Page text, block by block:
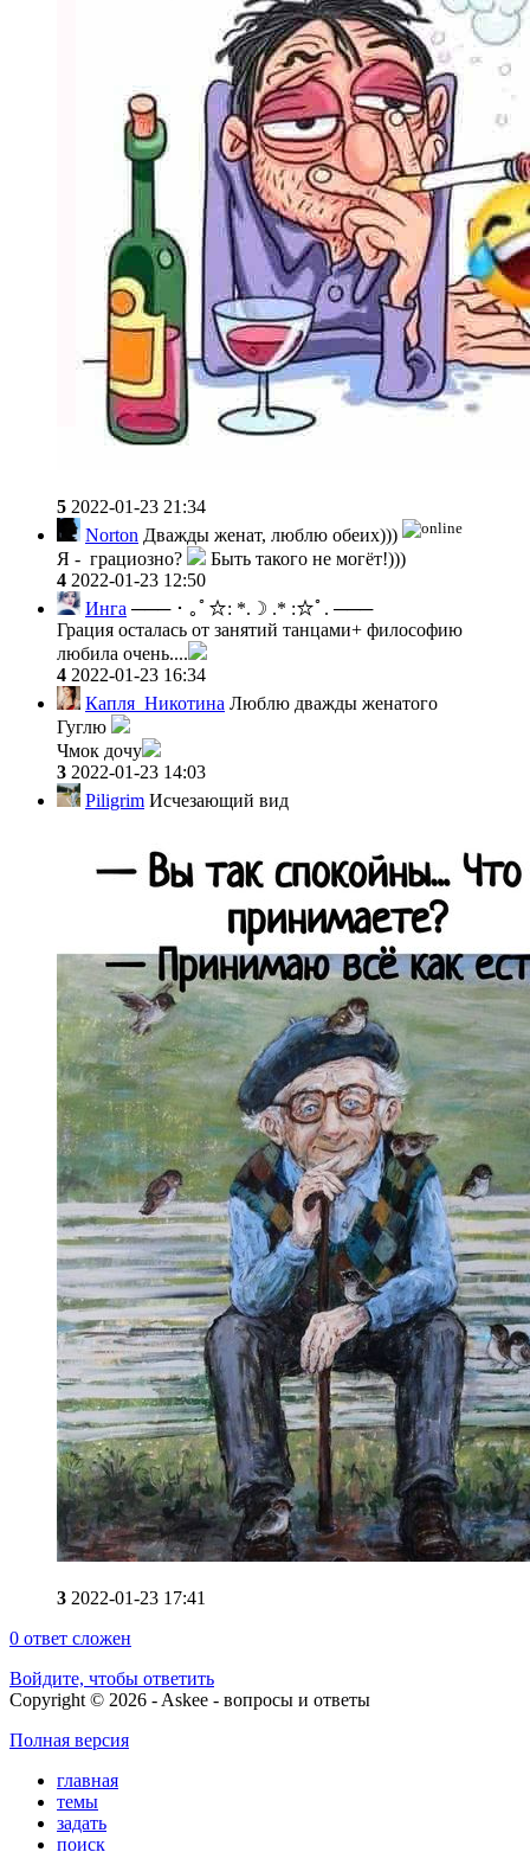
5 2022-01-23 21:34
Norton Дважды женат, люблю обеих)))
Я - грациозно?
Быть такого не могёт!)))
4 2022-01-23 12:50
Инга ─── ･ ｡ﾟ☆: *.☽ .* :☆ﾟ. ───
Грация осталась от занятий танцами+ философию
любила очень....
4 2022-01-23 16:34
Капля_Никотина Люблю дважды женатого
Гуглю
Чмок дочу
3 2022-01-23 14:03
Piligrim Исчезающий вид
3 2022-01-23 17:41
0 ответ сложен
Войдите, чтобы ответить
Copyright © 2026 - Askee - вопросы и ответы
Полная версия
главная
темы
задать
поиск